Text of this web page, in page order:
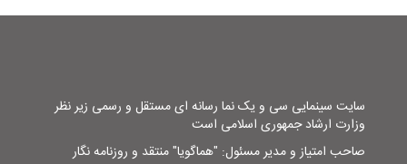
سایت سینمایی سی و یک نما رسانه ای مستقل و رسمی زیر نظر
وزارت ارشاد جمهوری اسلامی است
صاحب امتیاز و مدیر مسئول: "هماگویا" منتقد و روزنامه نگار